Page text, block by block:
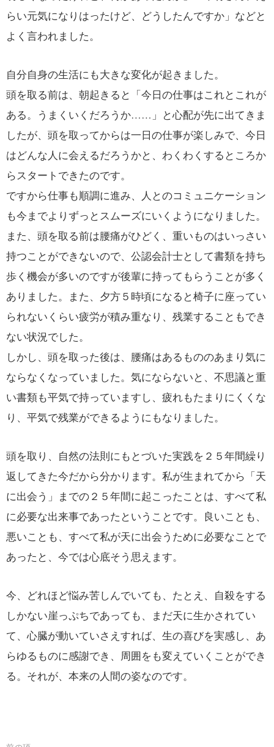
らい元気になりはったけど、どうしたんですか」などと
よく言われました。
自分自身の生活にも大きな変化が起きました。
頭を取る前は、朝起きると「今日の仕事はこれとこれが
ある。うまくいくだろうか……」と心配が先に出てきま
したが、頭を取ってからは一日の仕事が楽しみで、今日
はどんな人に会えるだろうかと、わくわくするところか
らスタートできたのです。
ですから仕事も順調に進み、人とのコミュニケーション
も今までよりずっとスムーズにいくようになりました。
また、頭を取る前は腰痛がひどく、重いものはいっさい
持つことができないので、公認会計士として書類を持ち
歩く機会が多いのですが後輩に持ってもらうことが多く
ありました。また、夕方５時頃になると椅子に座ってい
られないくらい疲労が積み重なり、残業することもでき
ない状況でした。
しかし、頭を取った後は、腰痛はあるもののあまり気に
ならなくなっていました。気にならないと、不思議と重
い書類も平気で持っていますし、疲れもたまりにくくな
り、平気で残業ができるようにもなりました。
頭を取り、自然の法則にもとづいた実践を２５年間繰り
返してきた今だから分かります。私が生まれてから「天
に出会う」までの２５年間に起こったことは、すべて私
に必要な出来事であったということです。良いことも、
悪いことも、すべて私が天に出会うために必要なことで
あったと、今では心底そう思えます。
今、どれほど悩み苦しんでいても、たとえ、自殺をする
しかない崖っぷちであっても、まだ天に生かされてい
て、心臓が動いていさえすれば、生の喜びを実感し、あ
らゆるものに感謝でき、周囲をも変えていくことができ
る。それが、本来の人間の姿なのです。